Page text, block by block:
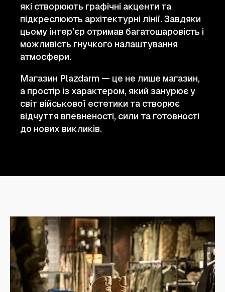
які створюють графічні акценти та
підкреслюють архітектурні лінії. Завдяки
цьому інтер’єр отримав багатошаровість і
можливість гнучкого налаштування
атмосфери.
Магазин Plazdarm — це не лише магазин,
а простір із характером, який занурює у
світ військової естетики та створює
відчуття впевненості, сили та готовності
до нових викликів.